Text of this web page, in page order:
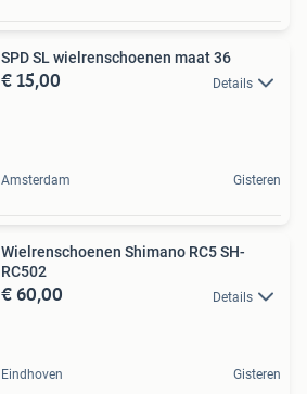
SPD SL wielrenschoenen maat 36
€ 15,00 Details
Amsterdam Gisteren
Wielrenschoenen Shimano RC5 SH-
RC502
€ 60,00 Details
Eindhoven Gisteren